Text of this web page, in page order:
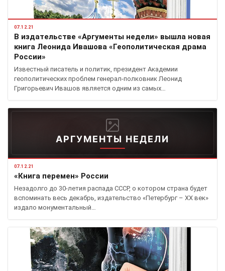
07.12.21
В издательстве «Аргументы недели» вышла новая
книга Леонида Ивашова «Геополитическая драма
России»
Известный писатель и политик, президент Академии
геополитических проблем генерал-полковник Леонид
Григорьевич Ивашов является одним из самых…
АРГУМЕНТЫ НЕДЕЛИ
07.12.21
«Книга перемен» России
Незадолго до 30-летия распада СССР, о котором страна будет
вспоминать весь декабрь, издательство «Петербург – XX век»
издало монументальный…